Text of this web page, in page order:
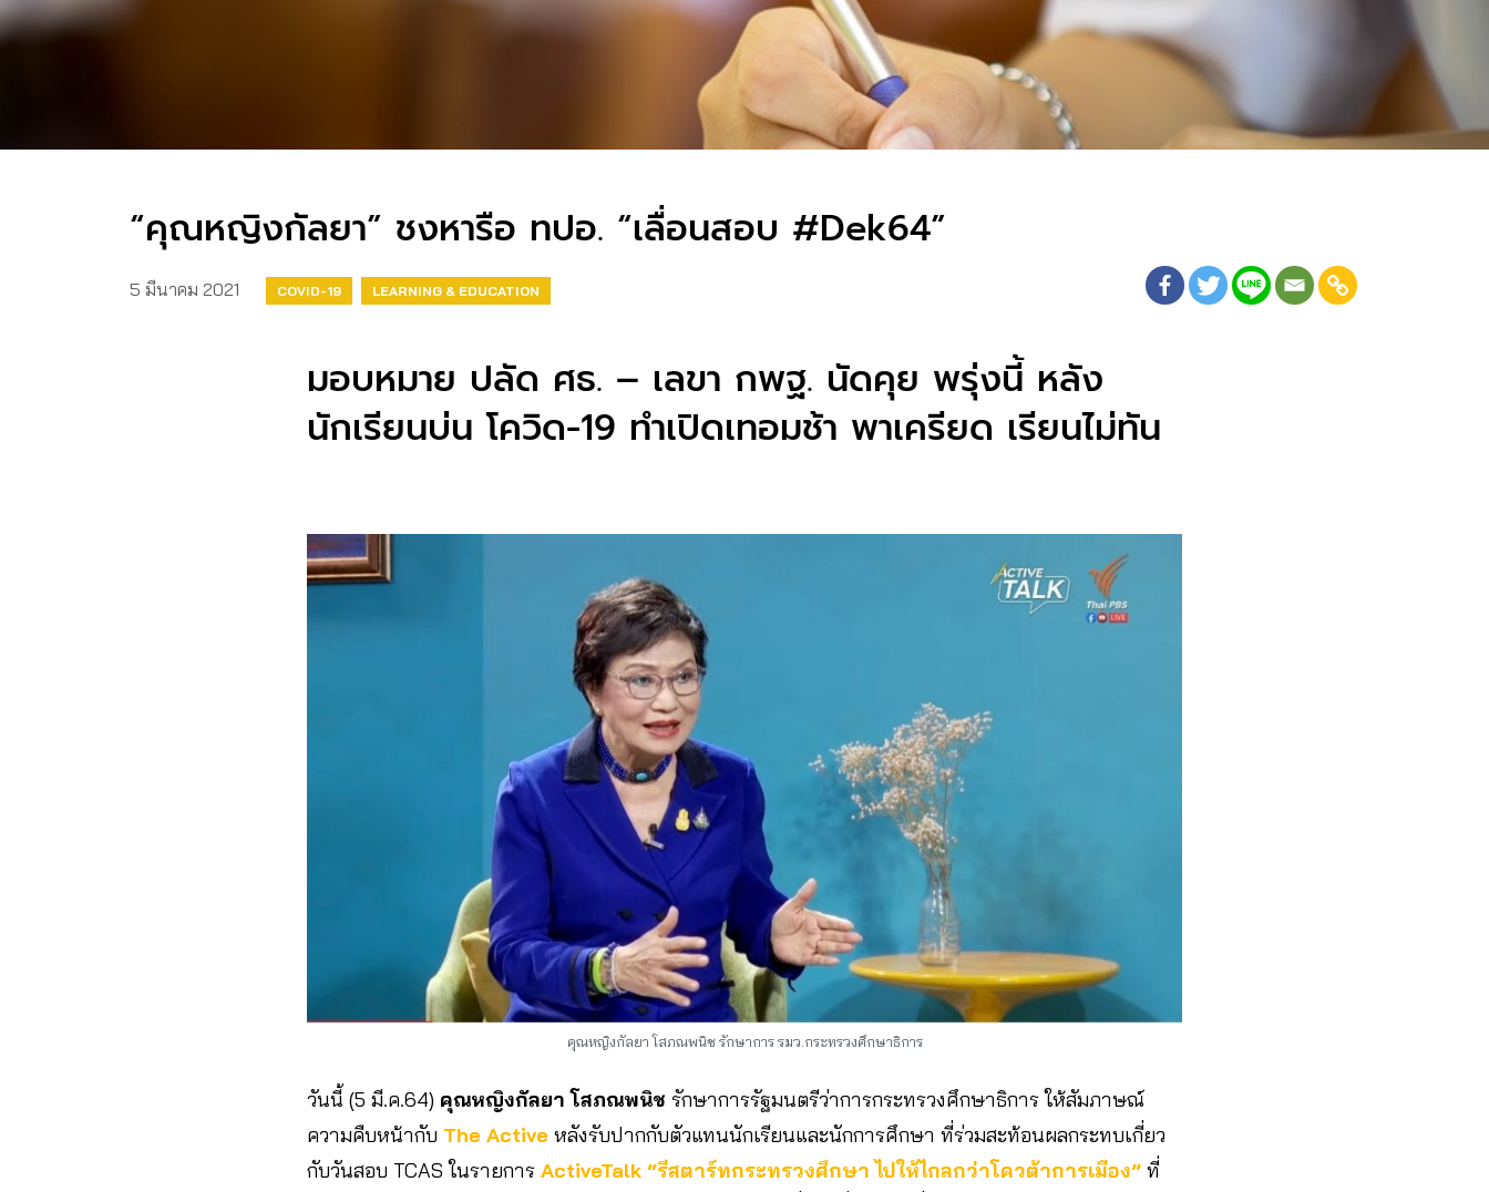
“คุณหญิงกัลยา” ชงหารือ ทปอ. “เลื่อนสอบ #Dek64”
5 มีนาคม 2021 COVID-19 LEARNING & EDUCATION
มอบหมาย ปลัด ศธ. – เลขา กพฐ. นัดคุย พรุ่งนี้ หลัง
นักเรียนบ่น โควิด-19 ทำเปิดเทอมช้า พาเครียด เรียนไม่ทัน
คุณหญิงกัลยา โสภณพนิช รักษาการ รมว.กระทรวงศึกษาธิการ
วันนี้ (5 มี.ค.64) คุณหญิงกัลยา โสภณพนิช รักษาการรัฐมนตรีว่าการกระทรวงศึกษาธิการ ให้สัมภาษณ์
ความคืบหน้ากับ The Active หลังรับปากกับตัวแทนนักเรียนและนักการศึกษา ที่ร่วมสะท้อนผลกระทบเกี่ยว
กับวันสอบ TCAS ในรายการ ActiveTalk “รีสตาร์ทกระทรวงศึกษา ไปให้ไกลกว่าโควต้าการเมือง” ที่